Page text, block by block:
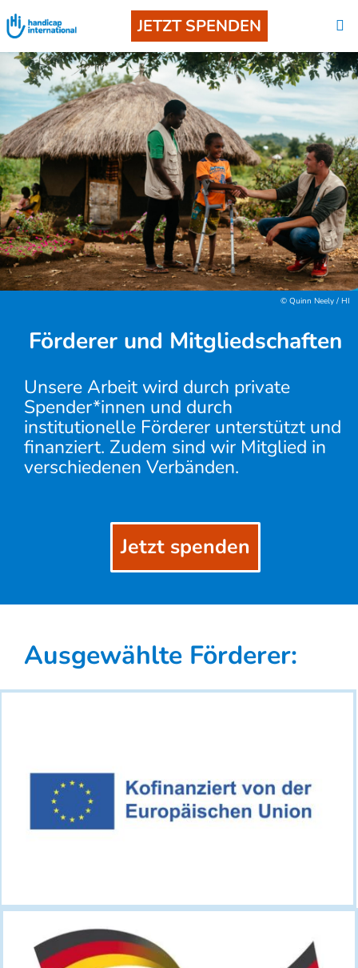
JETZT SPENDEN
© Quinn Neely / HI
Förderer und Mitgliedschaften
Unsere Arbeit wird durch private
Spender*innen und durch
institutionelle Förderer unterstützt und
finanziert. Zudem sind wir Mitglied in
verschiedenen Verbänden.
Jetzt spenden
Ausgewählte Förderer: